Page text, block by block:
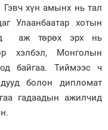
Гэвч хүн амынх нь тал
Улаанбаатар хотын
аж төрөх эрх нь
хэлбэл, Монголын
байгаа. Тиймээс ч
болон дипломат
гадаадын ажилчид